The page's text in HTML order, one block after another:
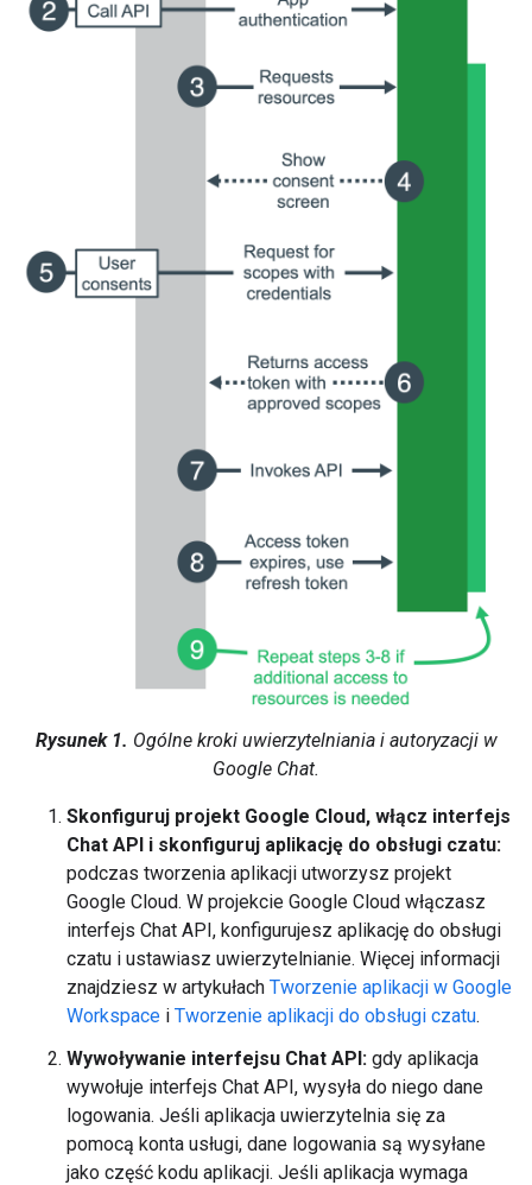
Rysunek 1. Ogólne kroki uwierzytelniania i autoryzacji w
Google Chat.
Skonfiguruj projekt Google Cloud, włącz interfejs
Chat API i skonfiguruj aplikację do obsługi czatu:
podczas tworzenia aplikacji utworzysz projekt
Google Cloud. W projekcie Google Cloud włączasz
interfejs Chat API, konfigurujesz aplikację do obsługi
czatu i ustawiasz uwierzytelnianie. Więcej informacji
znajdziesz w artykułach Tworzenie aplikacji w Google
Workspace i Tworzenie aplikacji do obsługi czatu.
Wywoływanie interfejsu Chat API: gdy aplikacja
wywołuje interfejs Chat API, wysyła do niego dane
logowania. Jeśli aplikacja uwierzytelnia się za
pomocą konta usługi, dane logowania są wysyłane
jako część kodu aplikacji. Jeśli aplikacja wymaga